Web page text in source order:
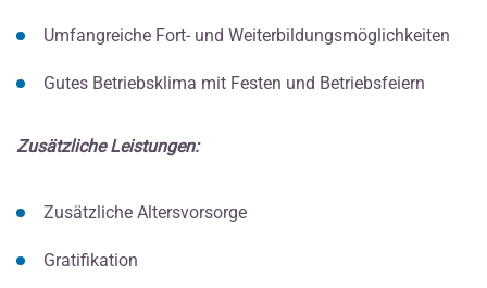
Umfangreiche Fort- und Weiterbildungsmöglichkeiten
Gutes Betriebsklima mit Festen und Betriebsfeiern
Zusätzliche Leistungen:
Zusätzliche Altersvorsorge
Gratifikation